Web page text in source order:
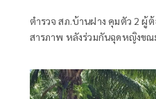
ตำรวจ สภ.บ้านฝาง คุมตัว 2
สารภาพ หลังร่วมกันฉุดหญิงขณ